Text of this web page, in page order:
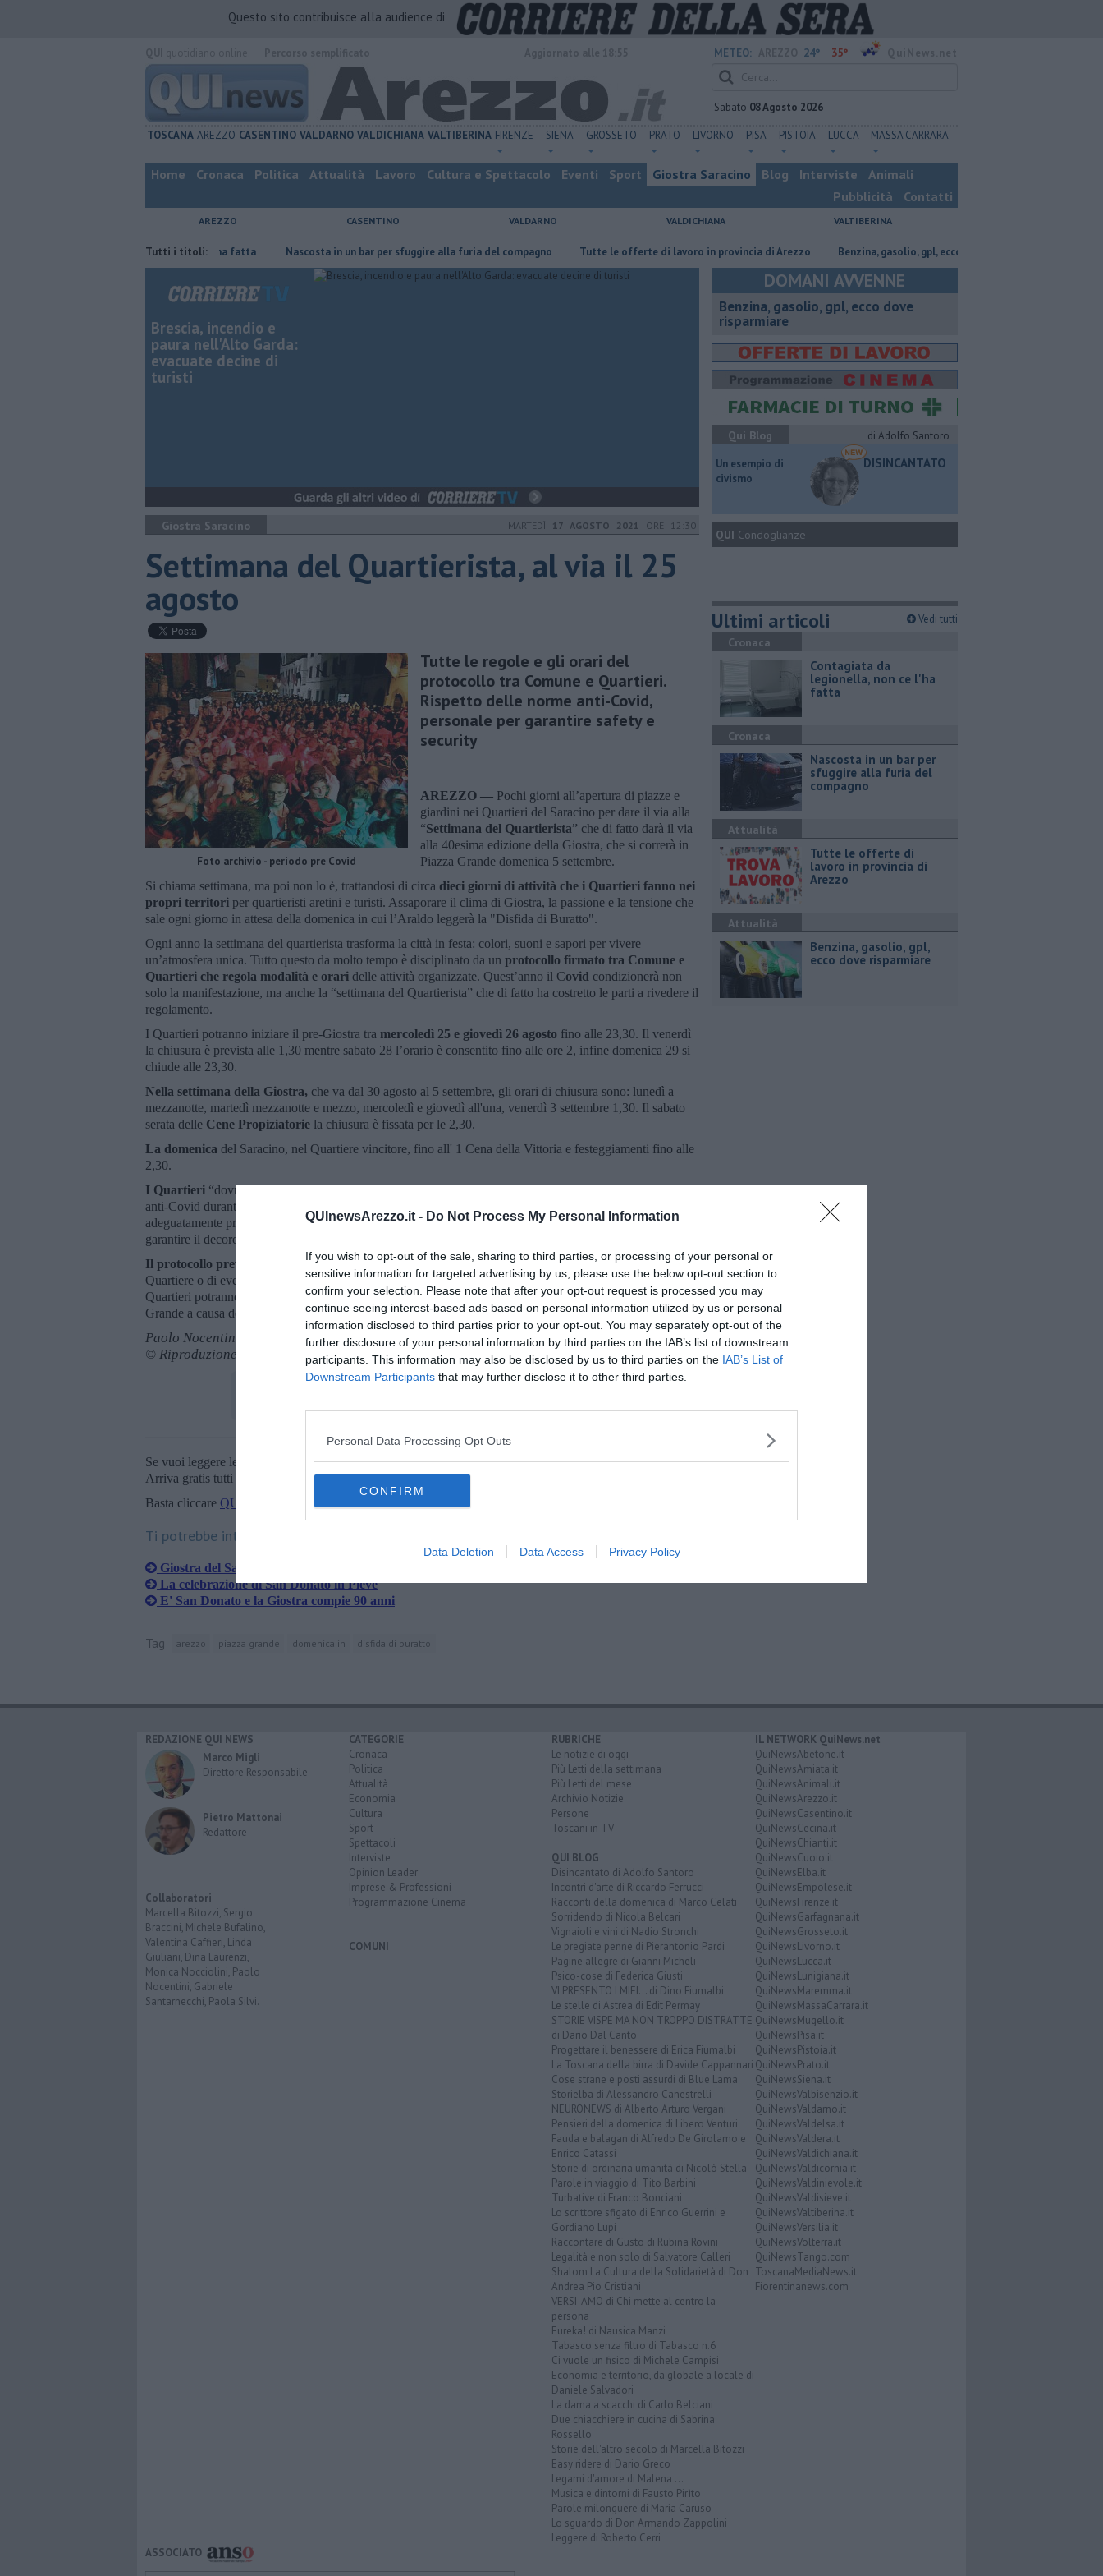
QUInewsArezzo.it - Do Not Process My Personal Information
If you wish to opt-out of the sale, sharing to third parties, or processing of your personal or
sensitive information for targeted advertising by us, please use the below opt-out section to
confirm your selection. Please note that after your opt-out request is processed you may
continue seeing interest-based ads based on personal information utilized by us or personal
information disclosed to third parties prior to your opt-out. You may separately opt-out of the
further disclosure of your personal information by third parties on the IAB’s list of downstream
participants. This information may also be disclosed by us to third parties on the IAB’s List of
Downstream Participants that may further disclose it to other third parties.
Personal Data Processing Opt Outs
CONFIRM
Data Deletion Data Access Privacy Policy
Questo sito contribuisce alla audience di
METEO: 24° 35°
Sabato 08 Agosto 2026
TOSCANA AREZZO CASENTINO VALDARNO VALDICHIANA VALTIBERINA FIRENZE SIENA GROSSETO PRATO LIVORNO PISA PISTOIA LUCCA MASSA CARRARA
Home Cronaca Politica Attualità Lavoro Cultura e Spettacolo Eventi Sport Giostra Saracino Blog Interviste
Animali
Pubblicità
Contatti
AREZZO CASENTINO VALDARNO VALDICHIANA VALTIBERINA
Tutti i titoli:
Contagiata da legionella, non ce l'ha fatta Nascosta in un bar per sfuggire alla furia del compagno ​Tutte le offerte di lavoro in provincia di Arezzo ​Benzina, gasolio, gpl, ecco dove risparmiare
Brescia, incendio e
paura nell'Alto Garda:
evacuate decine di
turisti
Giostra Saracino MARTEDÌ 17 AGOSTO 2021 ORE 12:30
Settimana del Quartierista, al via il 25
agosto
Foto archivio - periodo pre Covid
Tutte le regole e gli orari del
protocollo tra Comune e Quartieri.
Rispetto delle norme anti-Covid,
personale per garantire safety e
security
AREZZO — Pochi giorni all’apertura di piazze e
giardini nei Quartieri del Saracino per dare il via alla
“Settimana del Quartierista” che di fatto darà il via
alla 40esima edizione della Giostra, che si correrà in
Piazza Grande domenica 5 settembre.
Si chiama settimana, ma poi non lo è, trattandosi di circa dieci giorni di attività che i Quartieri fanno nei
propri territori per quartieristi aretini e turisti. Assaporare il clima di Giostra, la passione e la tensione che
sale ogni giorno in attesa della domenica in cui l’Araldo leggerà la "Disfida di Buratto".
Ogni anno la settimana del quartierista trasforma la città in festa: colori, suoni e sapori per vivere
un’atmosfera unica. Tutto questo da molto tempo è disciplinato da un protocollo firmato tra Comune e
Quartieri che regola modalità e orari delle attività organizzate. Quest’anno il Covid condizionerà non
solo la manifestazione, ma anche la “settimana del Quartierista” che di fatto ha costretto le parti a rivedere il
regolamento.
I Quartieri potranno iniziare il pre-Giostra tra mercoledì 25 e giovedì 26 agosto fino alle 23,30. Il venerdì
la chiusura è prevista alle 1,30 mentre sabato 28 l’orario è consentito fino alle ore 2, infine domenica 29 si
chiude alle 23,30.
Nella settimana della Giostra, che va dal 30 agosto al 5 settembre, gli orari di chiusura sono: lunedì a
mezzanotte, martedì mezzanotte e mezzo, mercoledì e giovedì all'una, venerdì 3 settembre 1,30. Il sabato
serata delle Cene Propiziatorie la chiusura è fissata per le 2,30.
La domenica del Saracino, nel Quartiere vincitore, fino all' 1 Cena della Vittoria e festeggiamenti fino alle
2,30.
I Quartieri “dovranno impegnarsi a garantire un servizio d’ordine (safety e security) e rispetto delle nome
anti-Covid durante le serate e in occasione delle Cene propiziatorie e della vittoria, con personale
adeguatamente preparato e in misura proporzionale al luogo e al numero dei partecipanti, nonché a
garantire il decoro dopo i festeggiamenti nei luoghi deputati”.
Il protocollo prevede, infine,
l’obbligo per i quartieri di “comunicare l’elenco del personale interno del
Quartiere o di eventuali terzi professionisti incaricati quali referenti per la settimana del Quartierista”. I
Quartieri potranno allestire
maxi schermiper favorire le persone che non faranno accesso in Piazza
Grande a causa delle limitazioni previste dalla normativa anti contagio.
Paolo Nocentini
© Riproduzione riservata
Se vuoi leggere le notizie principali della Toscana iscriviti allaNewsletter QUInews - ToscanaMedia.
Arriva gratis tutti i giorni alle 20:00 direttamente nella tua casella di posta.
Basta cliccare QUI
Ti potrebbe interessare anche:
Giostra del Saracino, parte il conto alla rovescia
La celebrazione di San Donato in Pieve
E' San Donato e la Giostra compie 90 anni
Tag arezzo piazza grande domenica in disfida di buratto
DOMANI AVVENNE
​Benzina, gasolio, gpl, ecco dove
risparmiare
Qui Blog
di Adolfo Santoro
​Un esempio di
civismo
DISINCANTATO
QUI Condoglianze
Ultimi articoli Vedi tutti
Cronaca
Contagiata da
legionella, non ce l'ha
fatta
Cronaca
Nascosta in un bar per
sfuggire alla furia del
compagno
Attualità
​Tutte le offerte di
lavoro in provincia di
Arezzo
Attualità
​Benzina, gasolio, gpl,
ecco dove risparmiare
REDAZIONE QUI NEWS
Marco Migli
Direttore Responsabile
Pietro Mattonai
Redattore
Collaboratori
Marcella Bitozzi, Sergio
Braccini, Michele Bufalino,
Valentina Caffieri, Linda
Giuliani, Dina Laurenzi,
Monica Nocciolini, Paolo
Nocentini, Gabriele
Santarnecchi, Paola Silvi.
CATEGORIE
Cronaca
Politica
Attualità
Economia
Cultura
Sport
Spettacoli
Interviste
Opinion Leader
Imprese & Professioni
Programmazione Cinema
COMUNI
RUBRICHE
Le notizie di oggi
Più Letti della settimana
Più Letti del mese
Archivio Notizie
Persone
Toscani in TV
QUI BLOG
Disincantato di Adolfo Santoro
Incontri d'arte di Riccardo Ferrucci
Racconti della domenica di Marco Celati
Sorridendo di Nicola Belcari
Vignaioli e vini di Nadio Stronchi
Le pregiate penne di Pierantonio Pardi
Pagine allegre di Gianni Micheli
Psico-cose di Federica Giusti
VI PRESENTO I MIEI... di Dino Fiumalbi
Le stelle di Astrea di Edit Permay
STORIE VISPE MA NON TROPPO DISTRATTE
di Dario Dal Canto
Progettare il benessere di Erica Fiumalbi
La Toscana della birra di Davide Cappannari
Cose strane e posti assurdi di Blue Lama
Storielba di Alessandro Canestrelli
NEURONEWS di Alberto Arturo Vergani
Pensieri della domenica di Libero Venturi
Fauda e balagan di Alfredo De Girolamo e
Enrico Catassi
Storie di ordinaria umanità di Nicolò Stella
Parole in viaggio di Tito Barbini
Turbative di Franco Bonciani
Lo scrittore sfigato di Enrico Guerrini e
Gordiano Lupi
Raccontare di Gusto di Rubina Rovini
Legalità e non solo di Salvatore Calleri
Shalom La Cultura della Solidarietà di Don
Andrea Pio Cristiani
VERSI-AMO di Chi mette al centro la
persona
Eureka! di Nausica Manzi
Tabasco senza filtro di Tabasco n.6
Ci vuole un fisico di Michele Campisi
Economia e territorio, da globale a locale di
Daniele Salvadori
La dama a scacchi di Carlo Belciani
Due chiacchiere in cucina di Sabrina
Rossello
Storie dell'altro secolo di Marcella Bitozzi
Easy ridere di Dario Greco
Legami d'amore di Malena ...
Musica e dintorni di Fausto Pirìto
Parole milonguere di Maria Caruso
Lo sguardo di Don Armando Zappolini
Leggere di Roberto Cerri
IL NETWORK QuiNews.net
QuiNewsAbetone.it
QuiNewsAmiata.it
QuiNewsAnimali.it
QuiNewsArezzo.it
QuiNewsCasentino.it
QuiNewsCecina.it
QuiNewsChianti.it
QuiNewsCuoio.it
QuiNewsElba.it
QuiNewsEmpolese.it
QuiNewsFirenze.it
QuiNewsGarfagnana.it
QuiNewsGrosseto.it
QuiNewsLivorno.it
QuiNewsLucca.it
QuiNewsLunigiana.it
QuiNewsMaremma.it
QuiNewsMassaCarrara.it
QuiNewsMugello.it
QuiNewsPisa.it
QuiNewsPistoia.it
QuiNewsPrato.it
QuiNewsSiena.it
QuiNewsValbisenzio.it
QuiNewsValdarno.it
QuiNewsValdelsa.it
QuiNewsValdera.it
QuiNewsValdichiana.it
QuiNewsValdicornia.it
QuiNewsValdinievole.it
QuiNewsValdisieve.it
QuiNewsValtiberina.it
QuiNewsVersilia.it
QuiNewsVolterra.it
QuiNewsTango.com
ToscanaMediaNews.it
Fiorentinanews.com
ASSOCIATO